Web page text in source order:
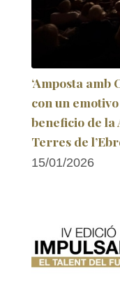
‘Amposta amb
con un
beneficio de la
Terres de
15/01/2026